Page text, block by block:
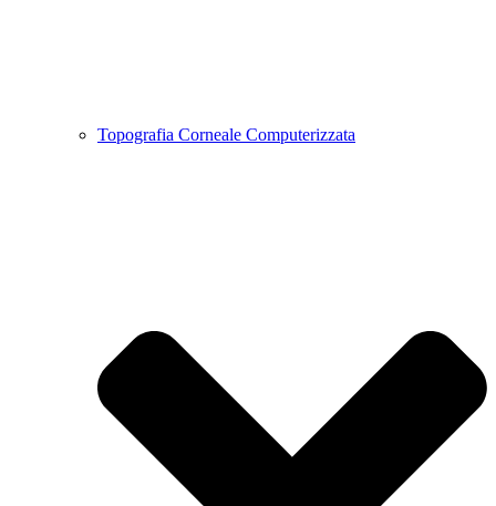
Topografia Corneale Computerizzata